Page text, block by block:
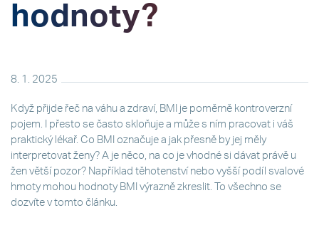
hodnoty?
8. 1. 2025
Když přijde řeč na váhu a zdraví, BMI je poměrně kontroverzní
pojem. I přesto se často skloňuje a může s ním pracovat i váš
praktický lékař. Co BMI označuje a jak přesně by jej měly
interpretovat ženy? A je něco, na co je vhodné si dávat právě u
žen větší pozor? Například těhotenství nebo vyšší podíl svalové
hmoty mohou hodnoty BMI výrazně zkreslit. To všechno se
dozvíte v tomto článku.